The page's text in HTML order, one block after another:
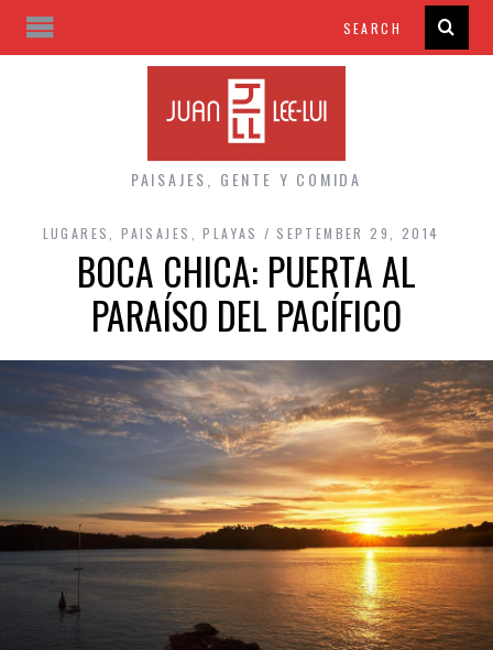
PAISAJES, GENTE Y COMIDA
LUGARES ,PAISAJES ,PLAYAS SEPTEMBER 29, 2014
BOCA CHICA: PUERTA AL
PARAÍSO DEL PACÍFICO